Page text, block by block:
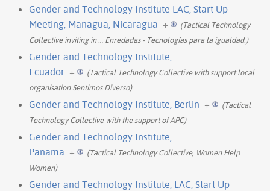
Gender and Technology Institute LAC, Start Up
Meeting, Managua, Nicaragua +
(Tactical Technology
Collective inviting in… Enredadas - Tecnologías para la igualdad.)
Gender and Technology Institute,
Ecuador +
(Tactical Technology Collective with support local
organisation Sentimos Diverso)
Gender and Technology Institute, Berlin +
(Tactical
Technology Collective with the support of APC)
Gender and Technology Institute,
Panama +
(Tactical Technology Collective, Women Help
Women)
Gender and Technology Institute, LAC, Start Up